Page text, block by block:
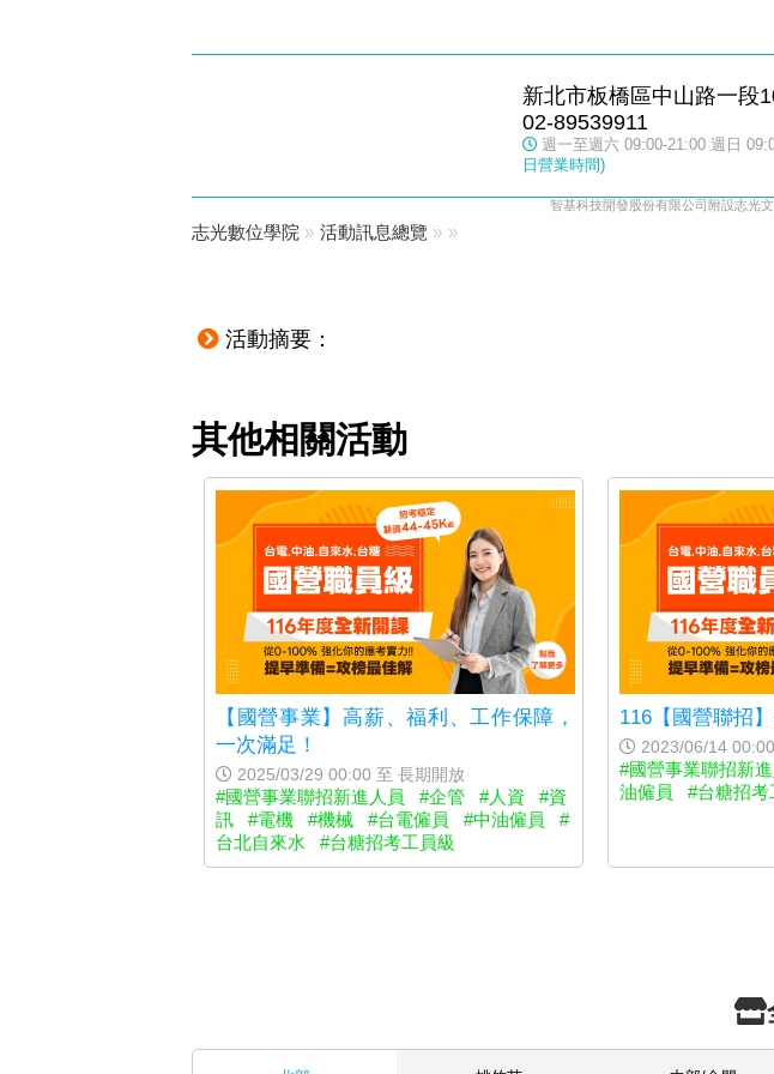
新北市板橋區中山路一段
02-89539911
週一至週六 09:00-21:00 週日
日營業時間)
智基科技開發股份有限公司附設志光
志光數位學院 » 活動訊息總覽 » »
活動摘要：
其他相關活動
【國營事業】高薪、福利、工作保障，
一次滿足！
2025/03/29 00:00 至 長期開放
#國營事業聯招新進人員 #企管 #人資
#資
訊
#電機 #機械 #台電僱員 #中油僱員
#
台北自來水
#台糖招考工員級
116【國營聯招
2023/06/14
#國營事業聯招新
油僱員
#台糖招考